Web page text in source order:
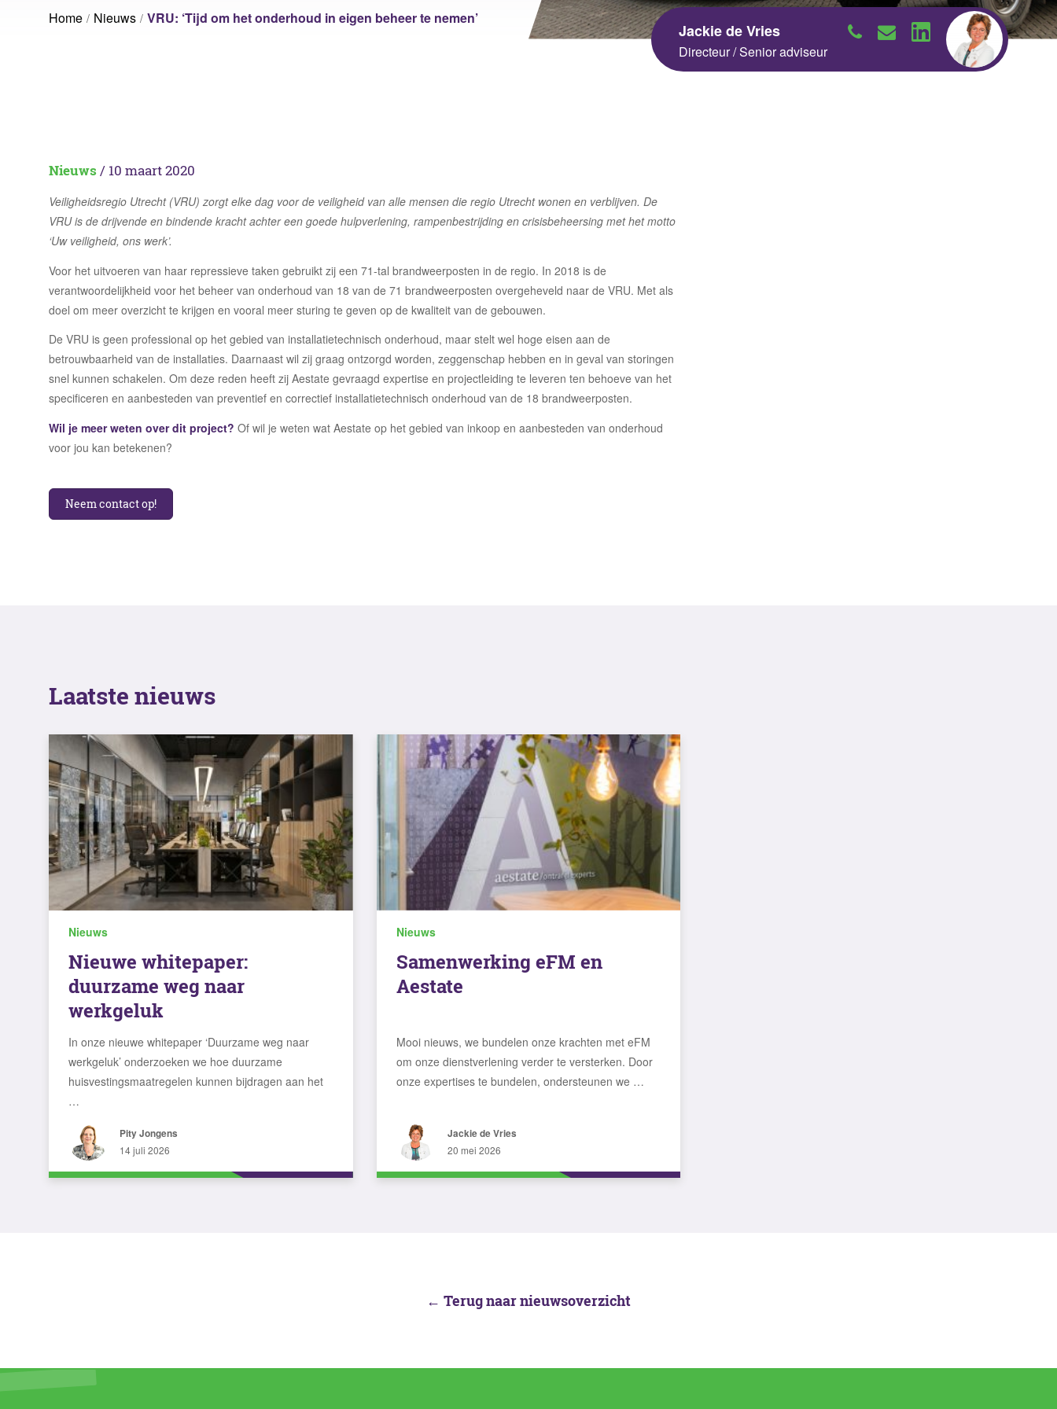
Neem contact op
Ruimtebehoefte analyse
Voorziening Utrecht
Volksgezondheid en Milieu
Home Nieuws VRU: ‘Tijd om het onderhoud in eigen beheer te nemen’
Jackie de Vries
Directeur / Senior adviseur
Nieuws / 10 maart 2020
Veiligheidsregio Utrecht (VRU) zorgt elke dag voor de veiligheid van alle mensen die regio Utrecht wonen en verblijven. De
VRU is de drijvende en bindende kracht achter een goede hulpverlening, rampenbestrijding en crisisbeheersing met het motto
‘Uw veiligheid, ons werk’.
Voor het uitvoeren van haar repressieve taken gebruikt zij een 71-tal brandweerposten in de regio. In 2018 is de
verantwoordelijkheid voor het beheer van onderhoud van 18 van de 71 brandweerposten overgeheveld naar de VRU. Met als
doel om meer overzicht te krijgen en vooral meer sturing te geven op de kwaliteit van de gebouwen.
De VRU is geen professional op het gebied van installatietechnisch onderhoud, maar stelt wel hoge eisen aan de
betrouwbaarheid van de installaties. Daarnaast wil zij graag ontzorgd worden, zeggenschap hebben en in geval van storingen
snel kunnen schakelen. Om deze reden heeft zij Aestate gevraagd expertise en projectleiding te leveren ten behoeve van het
specificeren en aanbesteden van preventief en correctief installatietechnisch onderhoud van de 18 brandweerposten.
Wil je meer weten over dit project? Of wil je weten wat Aestate op het gebied van inkoop en aanbesteden van onderhoud
voor jou kan betekenen?
Neem contact op!
Laatste nieuws
Nieuws
Nieuwe whitepaper:
duurzame weg naar
werkgeluk
In onze nieuwe whitepaper ‘Duurzame weg naar
werkgeluk’ onderzoeken we hoe duurzame
huisvestingsmaatregelen kunnen bijdragen aan het
…
Pity Jongens
14 juli 2026
Nieuws
Samenwerking eFM en
Aestate
Mooi nieuws, we bundelen onze krachten met eFM
om onze dienstverlening verder te versterken. Door
onze expertises te bundelen, ondersteunen we …
Jackie de Vries
20 mei 2026
← Terug naar nieuwsoverzicht